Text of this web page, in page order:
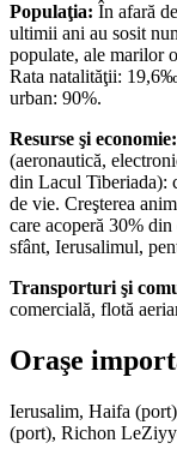
Populaţia: În afară
ultimii ani au sosit
populate, ale marilor
Rata natalităţii:
urban: 90%.
Resurse şi economie:
(aeronautică,
din Lacul Tiberiada):
de vie. Creşterea
care acoperă 30%
sfânt, Ierusalimul,
Transporturi şi
comercială, flotă
Oraşe
Ierusalim, Haifa
(port), Richon